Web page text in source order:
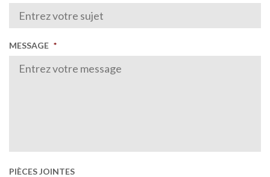
MESSAGE *
PIÈCES JOINTES